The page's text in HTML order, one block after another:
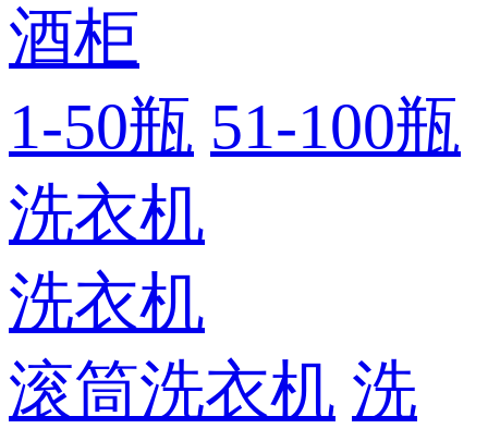
酒柜
1-50瓶 51-100瓶
洗衣机
洗衣机
滚筒洗衣机 洗